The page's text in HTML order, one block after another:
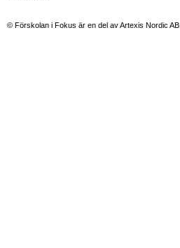
© Förskolan i Fokus är en del av Artexis Nordic